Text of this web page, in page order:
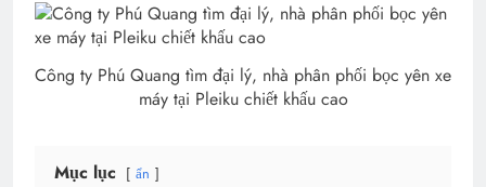
Công ty Phú Quang tìm đại lý, nhà phân phối bọc yên xe
máy tại Pleiku chiết khấu cao
Mục lục ẩn